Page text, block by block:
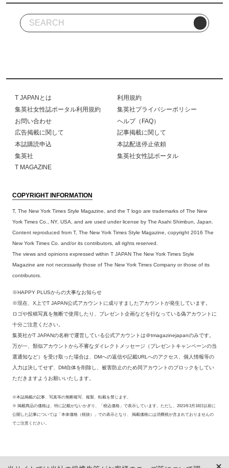
T JAPANとは
利用規約
集英社女性誌ポータル利用規約
集英社プライバシーポリシー
お問い合わせ
ヘルプ（FAQ）
広告掲載に関して
記事掲載に関して
本誌購読申込
本誌配送停止依頼
集英社
集英社女性誌ポータル
T MAGAZINE
COPYRIGHT INFORMATION
T, The New York Times Style Magazine, and the T logo are trademarks of The New
York Times Co., NY, USA, and are used under license by The Asahi Shimbun, Japan.
Content reproduced from T, The New York Times Style Magazine, copyright 2016 The
New York Times Co. and/or its contributors, all rights reserved.
The views and opinions expressed within T JAPAN The New York Times Style
Magazine are not necessarily those of The New York Times Company or those of its
contributors.
※HAPPY PLUSからの大事なお知らせ
※現在、X上でT JAPAN公式アカウントに成りすましたアカウントが発生しています。
ロゴや投稿写真を無断で使用したり、プレゼント企画などを行なっている偽アカウントに
十分ご注意ください。
集英社がT JAPANの名称で運営している公式アカウントは＠tmagazinejapanのみです。
万が一、類似アカウントから不審なダイレクトメッセージ（プレゼントキャンペーンの当
選通知など）を受け取った場合は、DMへの返信や記載URLへのアクセス、個人情報等の
入力は決してせず、DM自体を削除し、被害防止のため同アカウントのブロックをしてい
ただきますようお願いいたします。
※本誌掲載の記事、写真等の無断複写、複製、転載を禁じます。
※ 掲載商品の価格は、特に記載がないかぎり、「税込価格」で表示しています。ただし、2021年3月18日以前に
公開した記事については「本体価格（税抜）」での表示となり、 掲載価格には消費税が含まれておりませんの
でご注意ください。